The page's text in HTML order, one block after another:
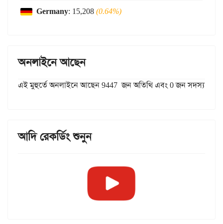
Germany: 15,208(0.64%)
অনলাইনে আছেন
এই মুহুর্তে অনলাইনে আছেন 9447 জন অতিথি এবং 0 জন সদস্য
আদি রেকর্ডিং শুনুন